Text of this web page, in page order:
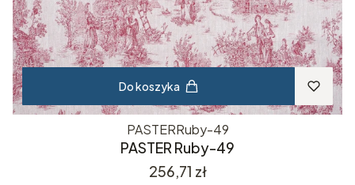
Do koszyka
PASTERRuby-49
PASTER Ruby-49
Cena
256,71 zł